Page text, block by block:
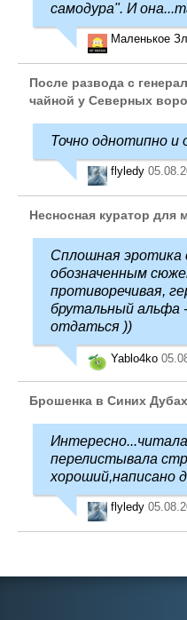
самодура". И
Маленькое
После развода с
чайной у Северных
Точно однотипно и
flyledy
Несносная куратор для
Сплошная эротика
обозначенным
противоречивая,
брутальный альфа
отдаться ))
Yablo4ko
Брошенка в Синих Дубах
перелистывала
хороший,написано
flyledy